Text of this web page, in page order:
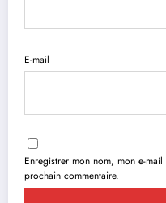
E-mail
Enregistrer mon nom, mon e-
prochain commentaire.